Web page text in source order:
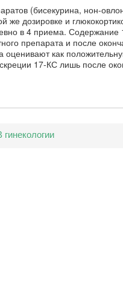
(бисекурина, нон-
же дозировке и
в 4 приема.
препарата и после
оценивают как
17-КС лишь после
гинекологии